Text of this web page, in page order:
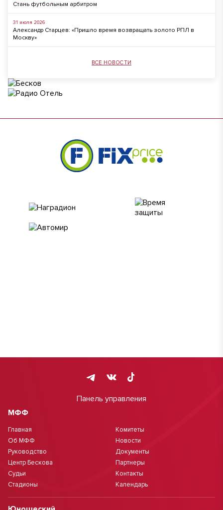
Стань футбольным арбитром
31 июля 2026
Александр Старцев: «Пришло время возвращать золото РПЛ в
Москву»
ВСЕ НОВОСТИ
Панель управления
МФФ
Главная
Об МФФ
Руководство
Центр Бескова
Судьи
Стадионы
Комитеты
Новости
Документы
Партнеры
Контакты
Календарь